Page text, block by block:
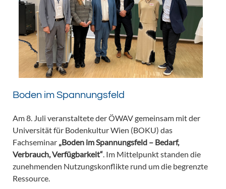
Boden im Spannungsfeld
Am 8. Juli veranstaltete der ÖWAV gemeinsam mit der
Universität für Bodenkultur Wien (BOKU) das
Fachseminar „Boden im Spannungsfeld – Bedarf,
Verbrauch, Verfügbarkeit“ . Im Mittelpunkt standen die
zunehmenden Nutzungskonflikte rund um die begrenzte
Ressource.